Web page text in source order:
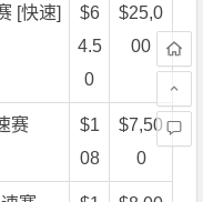
[快速]
$6
4.5
0
$25,0
00
赛
$1
08
$7,50
0